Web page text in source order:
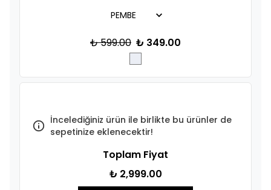
₺ 599.00 ₺ 349.00
İncelediğiniz ürün ile birlikte bu ürünler de
sepetinize eklenecektir!
Toplam Fiyat
₺ 2,999.00